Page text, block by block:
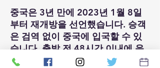
중국은 3년 만에 2023년 1월 8일
부터 재개방을 선언했습니다. 승객
은 검역 없이 중국에 입국할 수 있
습니다. 출발 전 48시간 이내에 음
성 PCR 결과만 있으면 됩니다. 건강